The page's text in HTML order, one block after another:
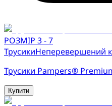
РОЗМІР 3 - 7
ТрусикиНеперевершений
Трусики Pampers®
Купити